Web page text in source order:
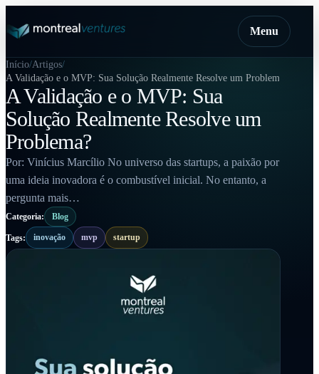
Menu
Início Artigos
A Validação e o MVP: Sua Solução Realmente Resolve um Problema?
A Validação e o MVP: Sua
Solução Realmente Resolve um
Problema?
Por: Vinícius Marcílio No universo das startups, a paixão por
uma ideia inovadora é o combustível inicial. No entanto, a
pergunta mais…
Categoria: Blog
Tags: inovação mvp startup